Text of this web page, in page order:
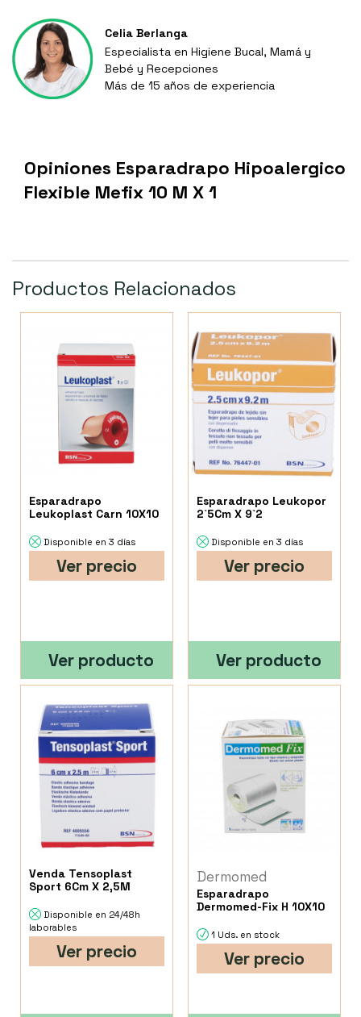
Celia Berlanga
Especialista en Higiene Bucal, Mamá y
Bebé y Recepciones
Más de 15 años de experiencia
Opiniones Esparadrapo Hipoalergico
Flexible Mefix 10 M X 1
Productos Relacionados
Esparadrapo
Leukoplast Carn 10X10
Disponible en 3 días
Ver precio
Ver producto
Esparadrapo Leukopor
2`5Cm X 9`2
Disponible en 3 días
Ver precio
Ver producto
Venda Tensoplast
Sport 6Cm X 2,5M
Disponible en 24/48h
laborables
Ver precio
Dermomed
Esparadrapo
Dermomed-Fix H 10X10
1 Uds. en stock
Ver precio